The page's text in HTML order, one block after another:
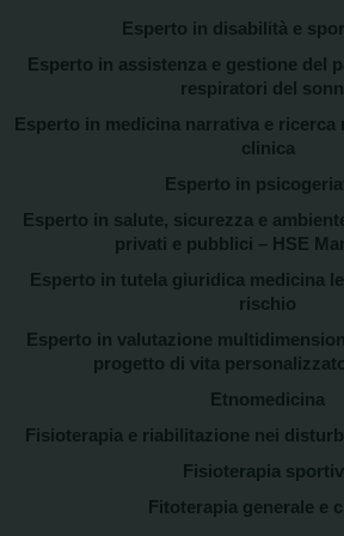
Esperto in disabilità e
Esperto in assistenza e gestione del
respiratori del
Esperto in medicina narrativa e ricerca
clinica
Esperto in
Esperto in salute, sicurezza e
privati e pubblici – HSE
Esperto in tutela giuridica medicina
rischio
Esperto in valutazione
progetto di vita
Etnomedicina
Fisioterapia e riabilitazione nei
Fisioterapia
Fitoterapia generale e